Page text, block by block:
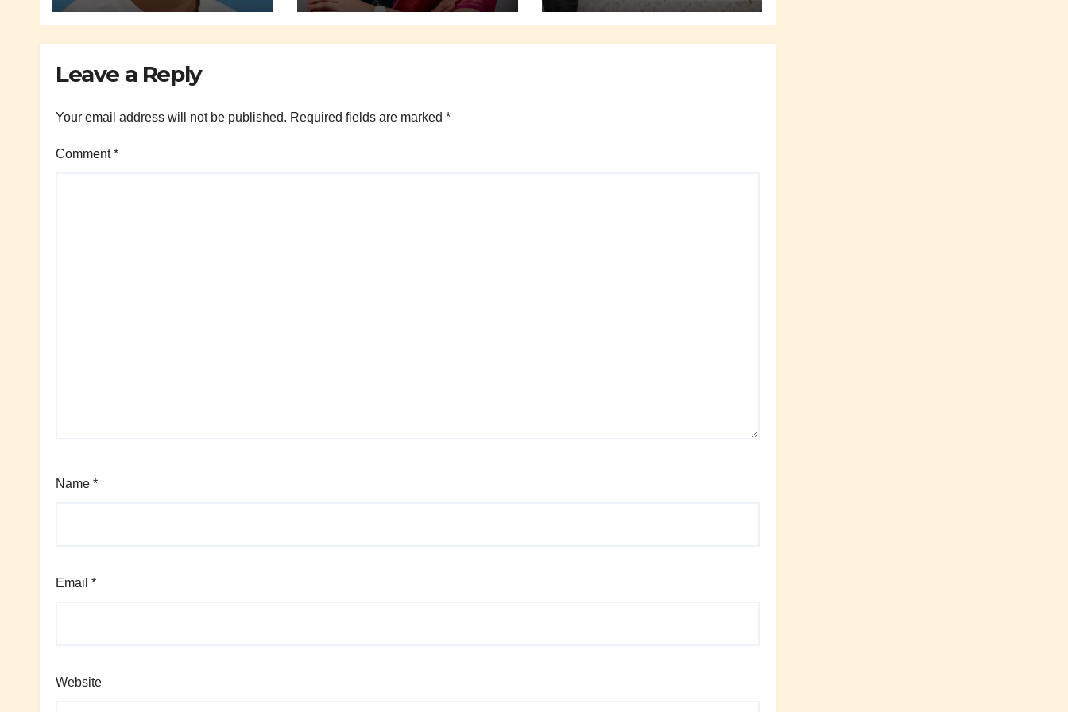
किनळेकर.
Leave a Reply
Your email address will not be published. Required fields are marked *
Comment*
Name *
Email *
Website